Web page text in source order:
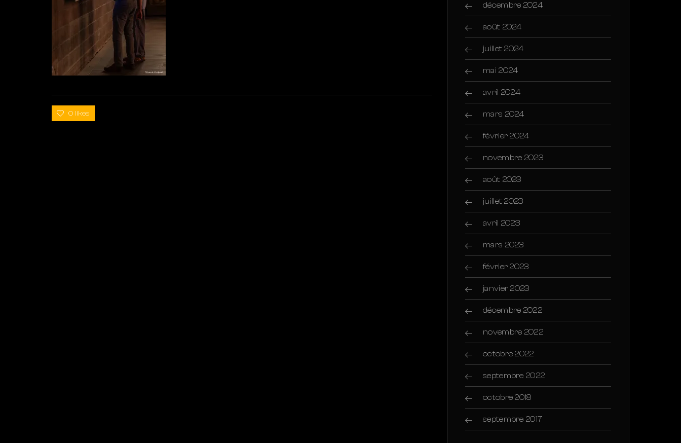
0 likes
décembre 2024
août 2024
juillet 2024
mai 2024
avril 2024
mars 2024
février 2024
novembre 2023
août 2023
juillet 2023
avril 2023
mars 2023
février 2023
janvier 2023
décembre 2022
novembre 2022
octobre 2022
septembre 2022
octobre 2018
septembre 2017